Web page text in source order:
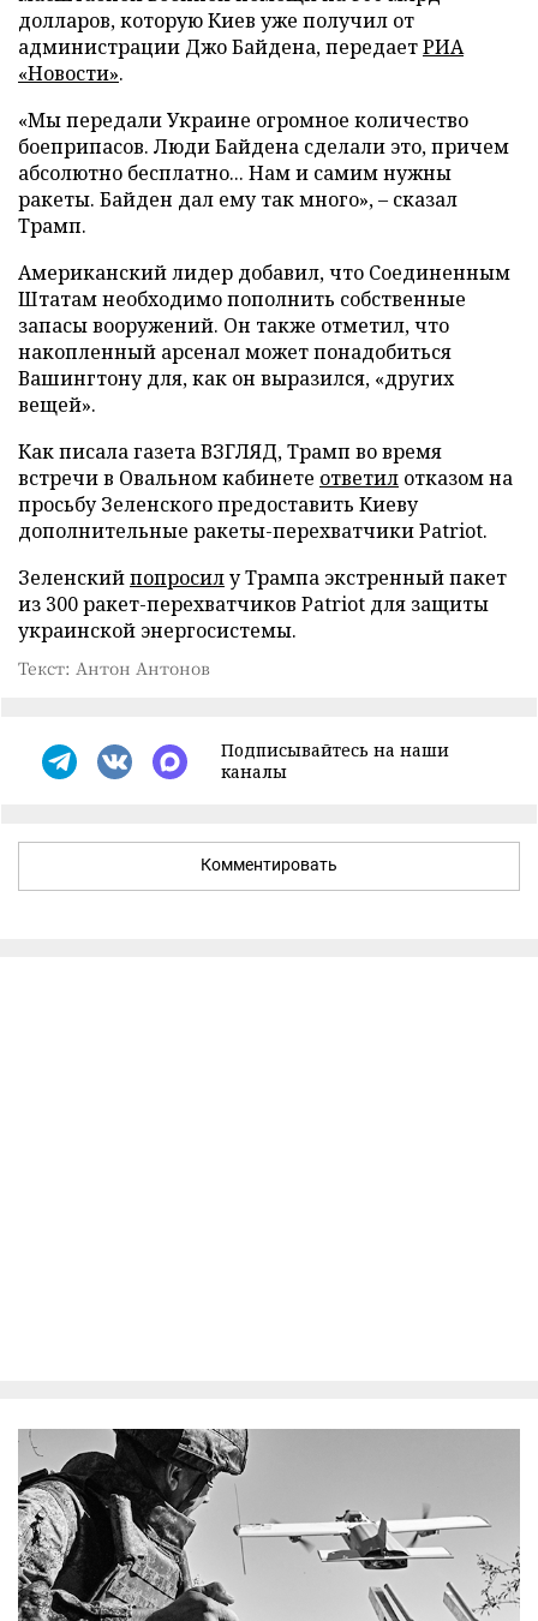
долларов, которую Киев уже получил от
администрации Джо Байдена, передаетРИА
«Новости».
«Мы передали Украине огромное количество
боеприпасов. Люди Байдена сделали это, причем
абсолютно бесплатно... Нам и самим нужны
ракеты. Байден дал ему так много», – сказал
Трамп.
Американский лидер добавил, что Соединенным
Штатам необходимо пополнить собственные
запасы вооружений. Он также отметил, что
накопленный арсенал может понадобиться
Вашингтону для, как он выразился, «других
вещей».
Как писала газета ВЗГЛЯД, Трамп во время
встречи в Овальном кабинете ответил отказом на
просьбу Зеленского предоставить Киеву
дополнительные ракеты-перехватчики Patriot.
Зеленскийпопросилу Трампа экстренный пакет
из 300 ракет-перехватчиков Patriot для защиты
украинской энергосистемы.
Текст: Антон Антонов
Подписывайтесь на наши
каналы
Комментировать